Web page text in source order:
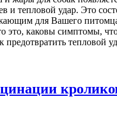
и тепловой удар. Это
для Вашего
это, каковы симптомы,
предотвратить тепловой